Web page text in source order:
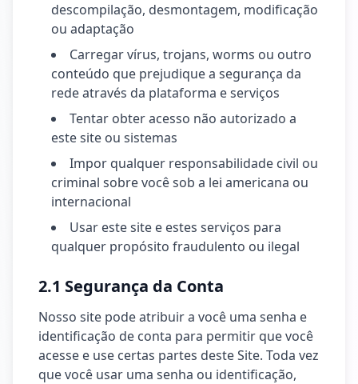
descompilação, desmontagem, modificação
ou adaptação
Carregar vírus, trojans, worms ou outro
conteúdo que prejudique a segurança da
rede através da plataforma e serviços
Tentar obter acesso não autorizado a
este site ou sistemas
Impor qualquer responsabilidade civil ou
criminal sobre você sob a lei americana ou
internacional
Usar este site e estes serviços para
qualquer propósito fraudulento ou ilegal
2.1 Segurança da Conta
Nosso site pode atribuir a você uma senha e
identificação de conta para permitir que você
acesse e use certas partes deste Site. Toda vez
que você usar uma senha ou identificação,